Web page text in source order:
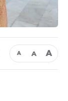
Α Α Α